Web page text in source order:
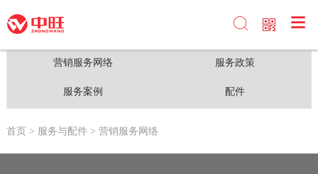

营销服务网络 服务政策
服务案例 配件
首页 > 服务与配件 > 营销服务网络